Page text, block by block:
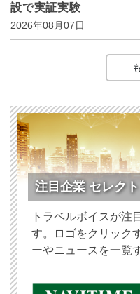
設で実証実験
2026年08月07日
注目企業 セレクト
トラベルボイスが注
す。ロゴをクリック
ーやニュースを一覧